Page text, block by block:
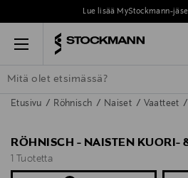
Lue lisää MyStockmann-
Menu
ETSI KAIKKI NAISET MIEHET
Etusivu Röhnisch Naiset Vaatteet
RÖHNISCH - NAISTEN KUORI-
1 Tuotetta